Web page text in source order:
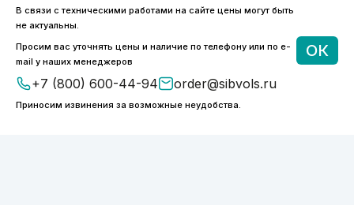
В связи с техническими работами на сайте цены могут быть
не актуальны.
Просим вас уточнять цены и наличие по телефону или по e-
mail у наших менеджеров
+7 (800) 600-44-94 order@sibvols.ru
Приносим извинения за возможные неудобства.
ОК
8 (800) 600-44-94
ПН-ПТ 9:00 - 18:00
order@sibvols.ru
О компании
Каталог
Доставка и оплата